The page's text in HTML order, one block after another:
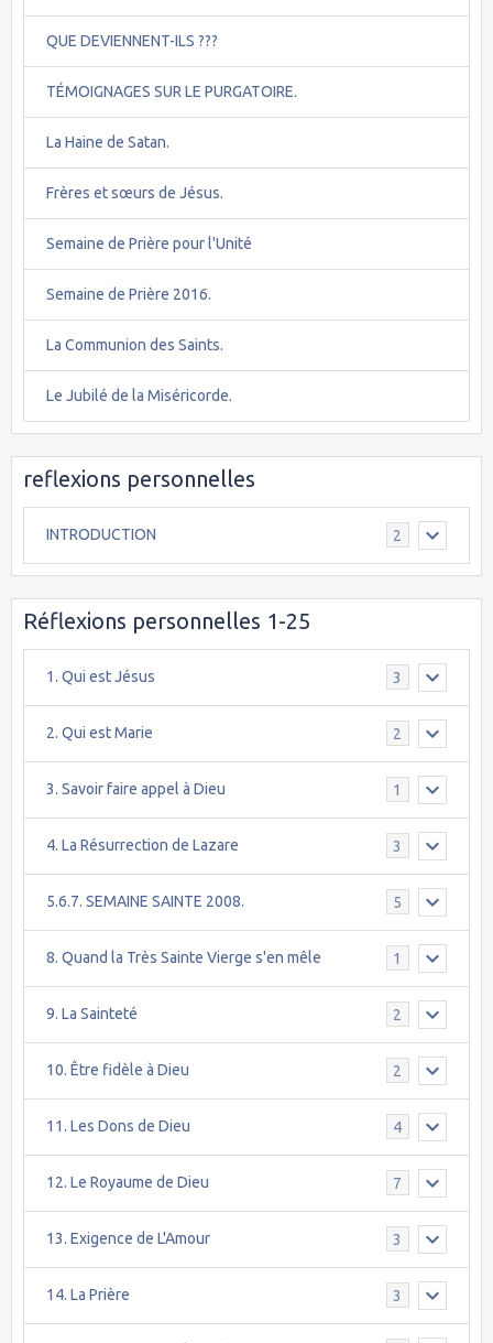
QUE DEVIENNENT-ILS ???
TÉMOIGNAGES SUR LE PURGATOIRE.
La Haine de Satan.
Frères et sœurs de Jésus.
Semaine de Prière pour l'Unité
Semaine de Prière 2016.
La Communion des Saints.
Le Jubilé de la Miséricorde.
reflexions personnelles
INTRODUCTION 2
Réflexions personnelles 1-25
1. Qui est Jésus 3
2. Qui est Marie 2
3. Savoir faire appel à Dieu 1
4. La Résurrection de Lazare 3
5.6.7. SEMAINE SAINTE 2008. 5
8. Quand la Très Sainte Vierge s'en mêle 1
9. La Sainteté 2
10. Être fidèle à Dieu 2
11. Les Dons de Dieu 4
12. Le Royaume de Dieu 7
13. Exigence de L'Amour 3
14. La Prière 3